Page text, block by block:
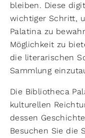
bleiben. Diese
wichtiger Schritt,
Palatina zu
Möglichkeit zu
die literarischen
Sammlung
Die Bibliotheca
kulturellen
dessen
Besuchen Sie die